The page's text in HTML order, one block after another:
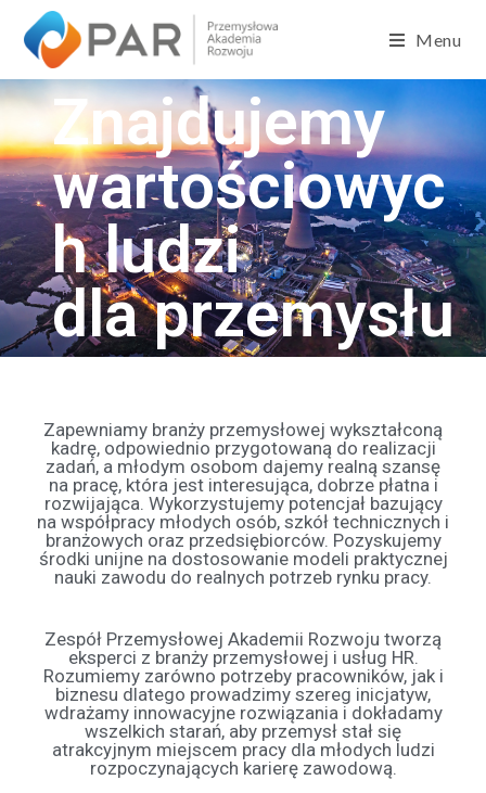
Menu
Znajdujemy
wartościowyc
h ludzi
dla przemysłu
Zapewniamy branży przemysłowej wykształconą
kadrę, odpowiednio przygotowaną do realizacji
zadań, a młodym osobom dajemy realną szansę
na pracę, która jest interesująca, dobrze płatna i
rozwijająca. Wykorzystujemy potencjał bazujący
na współpracy młodych osób, szkół technicznych i
branżowych oraz przedsiębiorców. Pozyskujemy
środki unijne na dostosowanie modeli praktycznej
nauki zawodu do realnych potrzeb rynku pracy.
Zespół Przemysłowej Akademii Rozwoju tworzą
eksperci z branży przemysłowej i usług HR.
Rozumiemy zarówno potrzeby pracowników, jak i
biznesu dlatego prowadzimy szereg inicjatyw,
wdrażamy innowacyjne rozwiązania i dokładamy
wszelkich starań, aby przemysł stał się
atrakcyjnym miejscem pracy dla młodych ludzi
rozpoczynających karierę zawodową.